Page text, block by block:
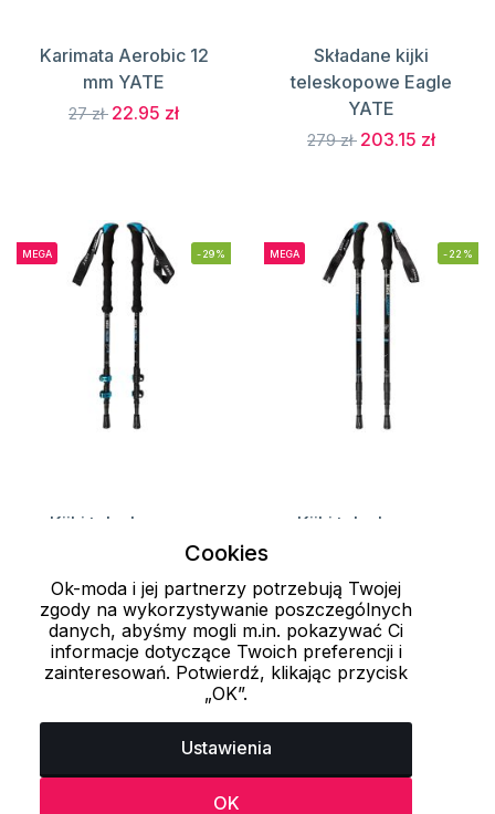
Karimata Aerobic 12
mm YATE
27 zł 22.95 zł
Składane kijki
teleskopowe Eagle
YATE
279 zł 203.15 zł
MEGA -29%
Kijki teleskopowe
239 zł169.15 zł
MEGA -22%
Kijki teleskopowe
119 zł92.65 zł
Załaduj więcej 24 przedmiotów
1 2 3 .. 69 70 71
Ostatnio oglądane produkty
Cookies
Ok-moda i jej partnerzy potrzebują Twojej
zgody na wykorzystywanie poszczególnych
danych, abyśmy mogli m.in. pokazywać Ci
informacje dotyczące Twoich preferencji i
zainteresowań. Potwierdź, klikając przycisk
„OK”.
Ustawienia
OK